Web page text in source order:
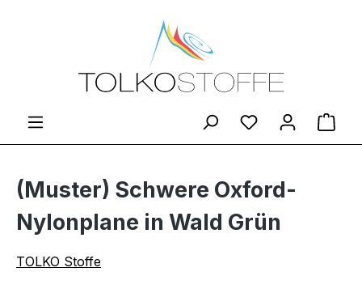
Zum Hauptinhalt springen
Du hast 0
(Muster) Schwere Oxford-
Nylonplane in Wald Grün
TOLKO Stoffe